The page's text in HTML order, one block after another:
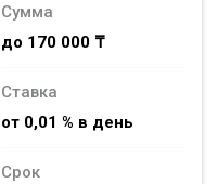
Сумма
до 170 000 ₸
Ставка
от 0,01 % в день
Срок